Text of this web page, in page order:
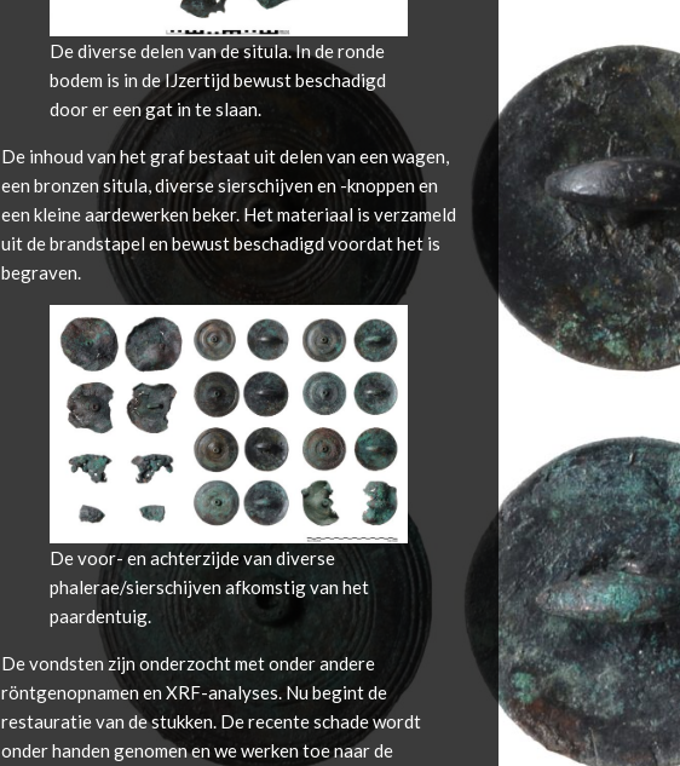
De diverse delen van de situla. In de ronde
bodem is in de IJzertijd bewust beschadigd
door er een gat in te slaan.
De inhoud van het graf bestaat uit delen van een wagen,
een bronzen situla, diverse sierschijven en -knoppen en
een kleine aardewerken beker. Het materiaal is verzameld
uit de brandstapel en bewust beschadigd voordat het is
begraven.
De voor- en achterzijde van diverse
phalerae/sierschijven afkomstig van het
paardentuig.
De vondsten zijn onderzocht met onder andere
röntgenopnamen en XRF-analyses. Nu begint de
restauratie van de stukken. De recente schade wordt
onder handen genomen en we werken toe naar de